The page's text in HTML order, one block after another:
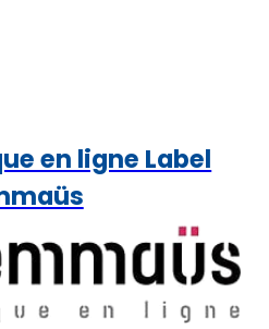
en ligne Label